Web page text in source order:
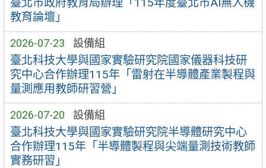
臺北市政府教育局辦理「115年度臺北市AI無人機
教育論壇」
2026-07-23 設備組
臺北科技大學與國家實驗研究院國家儀器科技研
究中心合作辦理115年「雷射在半導體產業製程與
量測應用教師研習營」
2026-07-20 設備組
臺北科技大學與國家實驗研究院半導體研究中心
合作辦理115年「半導體製程與尖端量測技術教師
實務研習」